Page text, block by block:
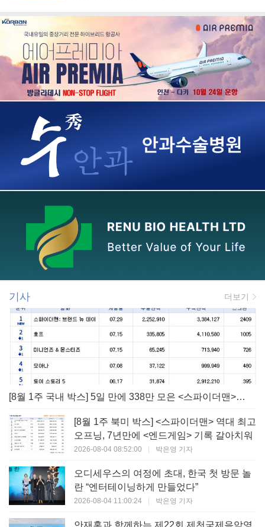
기사 더보기
[8월 1주 국내 박스] 5일 만에 338만 모은 <스파이더맨> 극장가 235% 대반등, <호프>는 400만 돌파
[8월 1주 북미 박스] <스파이더맨> 역대 최고
오프닝, 7년만에 <엔드게임> 기록 갈아치워
2026-08-04 08:52:00 | 박은영 기자
오디세우스의 여정에 초대, 한국 첫 방문 놀
란 “엔터테이닝하게 만들었다”
2026-08-04 11:00:24 | 박은영 기자
안재홍과 함께하는 제22회 제천국제음악영